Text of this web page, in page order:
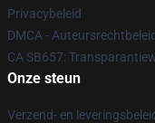
Privacybeleid
DMCA - Auteursrechtbeleid
CA SB657:
Onze steun
Verzend- en